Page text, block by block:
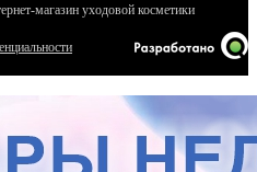
магазин уходовой косметики